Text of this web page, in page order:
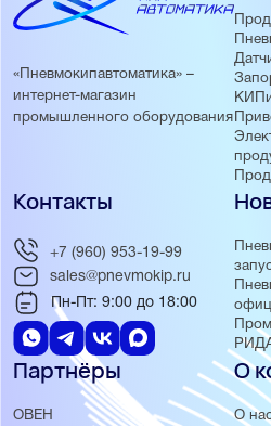
«Пневмокипавтоматика» –
интернет-магазин
промышленного оборудования
Партнёры
ОВЕН
О
О
Контакты
+7 (960) 953-19-99
sales@pnevmokip.ru
Пн-Пт: 9:00 до 18:00